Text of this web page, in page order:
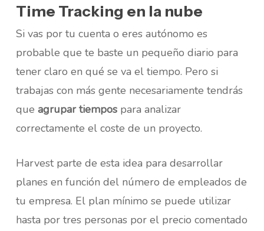
Time Tracking en la nube
Si vas por tu cuenta o eres autónomo es
probable que te baste un pequeño diario para
tener claro en qué se va el tiempo. Pero si
trabajas con más gente necesariamente tendrás
que agrupar tiempospara analizar
correctamente el coste de un proyecto.
Harvest parte de esta idea para desarrollar
planes en función del número de empleados de
tu empresa. El plan mínimo se puede utilizar
hasta por tres personas por el precio comentado